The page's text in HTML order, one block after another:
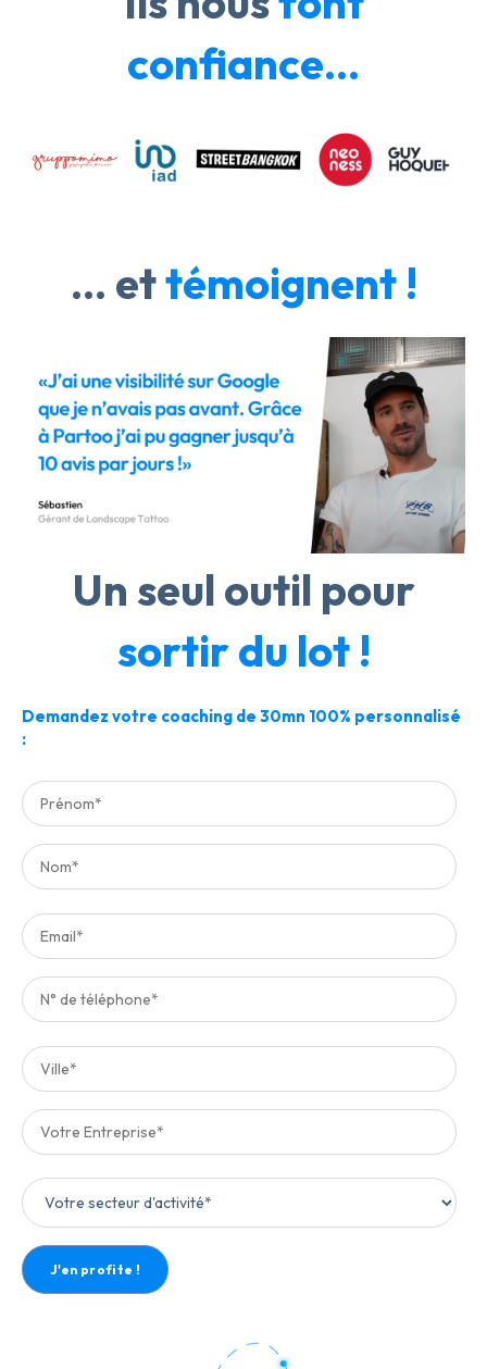
confiance...
... ettémoignent !
Un seul outil pour
sortir du lot !
Demandez votre coaching de 30mn 100% personnalisé
: